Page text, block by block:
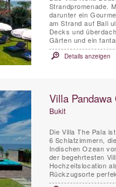
Strandpromenade.
darunter ein
am Strand auf Bali
Decks und
Gärten und ein
Details anzeigen
Villa
Bukit
Die Villa The Pala
6 Schlafzimmern,
Indischen Ozean
der begehrtesten
Hochzeitslocation
Rückzugsorte